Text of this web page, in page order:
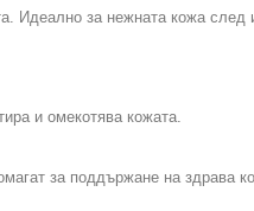
Идеално за нежната кожа
и омекотява кожата.
за поддържане на здрава